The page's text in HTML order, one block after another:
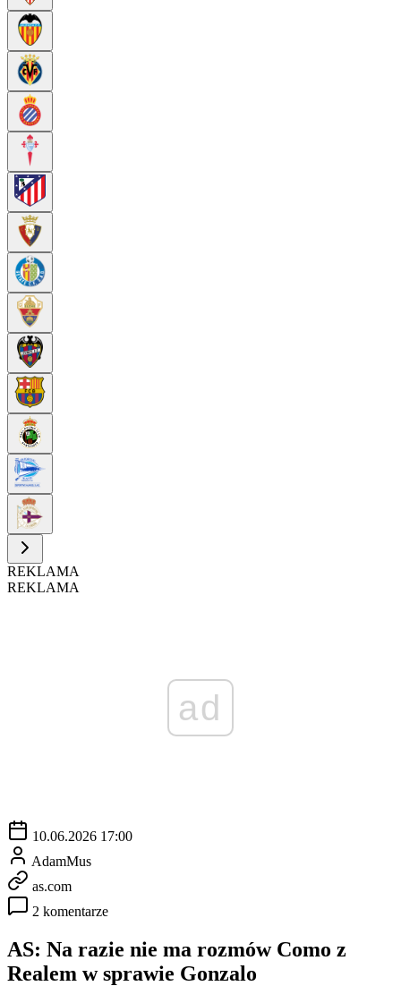
REKLAMA
REKLAMA
ad
10.06.2026 17:00
AdamMus
as.com
2 komentarze
AS: Na razie nie ma rozmów Como z
Realem w sprawie Gonzalo